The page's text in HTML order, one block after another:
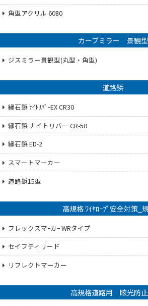
角型アクリル 6080
カーブミラー 景観型
ジスミラー景観型(丸型・角型)
道路鋲
縁石鋲 ﾅｲﾄﾘﾊﾞｰEX CR30
縁石鋲 ナイトリバー CR-50
縁石鋲 ED-2
スマートマーカー
道路鋲15型
高規格 ﾜｲﾔﾛｰﾌﾟ安全対策_
フレックスマｰカｰ WRタイプ
セイフティリード
リフレクトマーカー
高規格道路用 眩光防